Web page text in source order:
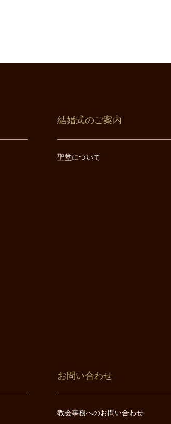
結婚式のご案内
聖堂について
お問い合わせ
教会事務へのお問い合わせ